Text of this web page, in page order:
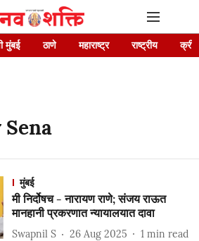
मुंबई ठाणे महाराष्ट्र राष्ट्रीय
Sena
मुंबई
मी निर्दोषच - नारायण राणे; संजय राऊत
मानहानी प्रकरणात न्यायालयात दावा
Swapnil S 26 Aug 2025 1 min read